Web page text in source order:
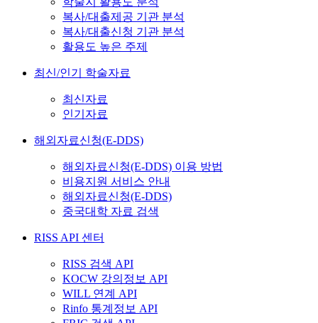
복사/대출제공 기관 분석
복사/대출신청 기관 분석
활용도 높은 주제
최신/인기 학술자료
최신자료
인기자료
해외자료신청(E-DDS)
해외자료신청(E-DDS) 이용 방법
비용지원 서비스 안내
해외자료신청(E-DDS)
중국대학 자료 검색
RISS API 센터
RISS 검색 API
KOCW 강의정보 API
WILL 연계 API
Rinfo 통계정보 API